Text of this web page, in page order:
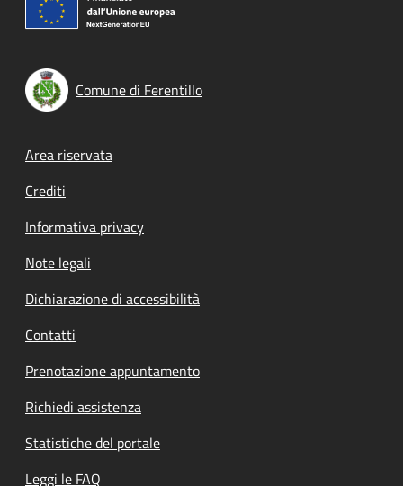
Comune di Ferentillo
Footer menu
Area riservata
Crediti
Informativa privacy
Note legali
Dichiarazione di accessibilità
Contatti
Prenotazione appuntamento
Richiedi assistenza
Statistiche del portale
Leggi le FAQ